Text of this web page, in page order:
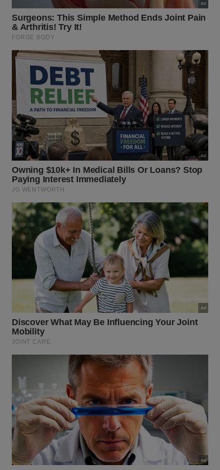
A organização vertical inspirada no design escandinavo
otimiza o espaço e traz leveza ao quarto. – Imagem
gerada por IA
Como manter a harmonia visual em
closets abertos?
A consistência visual exige disciplina na seleção dos
cabidesque darão suporte às roupas dispostas no
ambiente. Utilizar modelos idênticos de madeira
padronizaa composição interna, eliminando ruídos
estéticos desnecessários e valorizando as camisas
selecionadas que ficam totalmente expostas.
Agrupar os itens portonalidadessemelhantes cria
uma transição suave de cores extremamente
agradável aos olhos observadores. Essa
organização criteriosa consolida a
transformação
do cômodo pequeno, transformando um simples
local de passagem em uma referência sofisticada de
closet chique.